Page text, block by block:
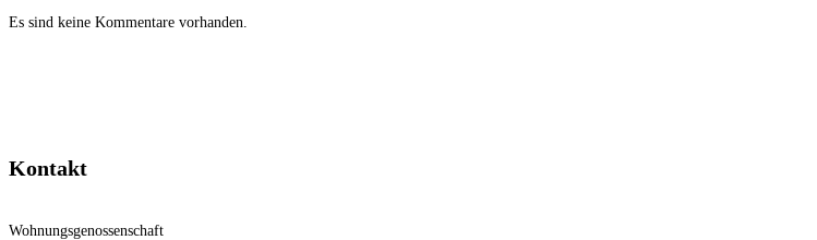
Es sind keine Kommentare vorhanden.
Kontakt
Wohnungsgenossenschaft